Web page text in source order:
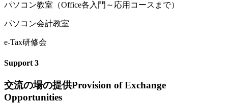
パソコン教室（Office各入門～応用コースまで）
パソコン会計教室
e-Tax研修会
Support 3
交流の場の提供Provision of Exchange
Opportunities